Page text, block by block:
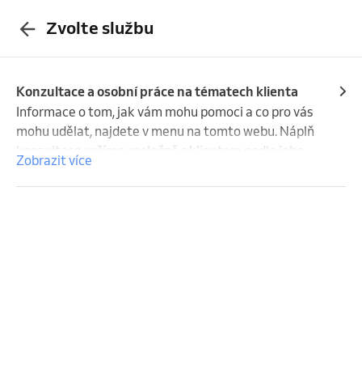
Zvolte službu
Konzultace a osobní práce na tématech klienta
Informace o tom, jak vám mohu pomoci a co pro vás
mohu udělat, najdete v menu na tomto webu. Náplň
konzultace určíme společně s klientem podle jeho
specifických požadavků a potřeb. Práce se odehrává
na dálku i při osobním setkání.
Zobrazit více